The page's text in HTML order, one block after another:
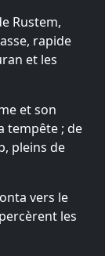
Rustem,
rapide
et les
et son
tempête ; de
pleins de
vers le
les